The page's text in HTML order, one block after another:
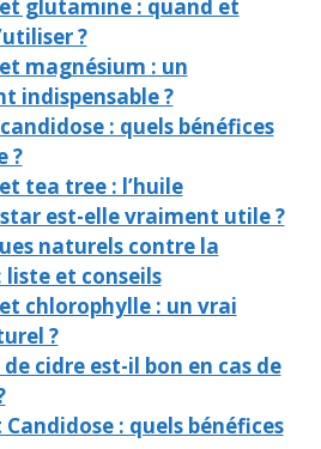
glutamine : quand et
?
magnésium : un
indispensable ?
: quels bénéfices
?
tea tree : l’huile
est-elle vraiment utile ?
naturels contre la
liste et conseils
chlorophylle : un vrai
?
cidre est-il bon en cas de
: quels bénéfices